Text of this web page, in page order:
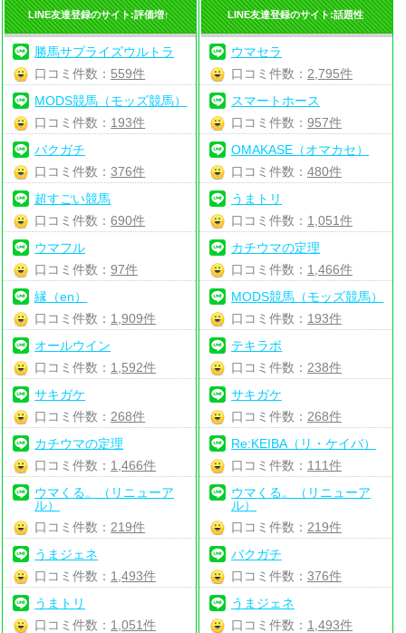
LINE友達登録のサイト:評価増↑
勝馬サプライズウルトラ
口コミ件数： 559件
MODS競馬（モッズ競馬）
口コミ件数： 193件
バクガチ
口コミ件数：376件
超すごい競馬
口コミ件数：690件
ウマフル
口コミ件数：97件
縁（en）
口コミ件数： 1,909件
オールウイン
口コミ件数： 1,592件
サキガケ
口コミ件数： 268件
カチウマの定理
口コミ件数： 1,466件
ウマくる。（リニューア
ル）
口コミ件数： 219件
うまジェネ
口コミ件数： 1,493件
うまトリ
口コミ件数： 1,051件
LINE友達登録のサイト:話題性
ウマセラ
口コミ件数： 2,795件
スマートホース
口コミ件数： 957件
OMAKASE（オマカセ）
口コミ件数： 480件
うまトリ
口コミ件数： 1,051件
カチウマの定理
口コミ件数： 1,466件
MODS競馬（モッズ競馬）
口コミ件数： 193件
テキラボ
口コミ件数： 238件
サキガケ
口コミ件数： 268件
Re:KEIBA（リ・ケイバ）
口コミ件数： 111件
ウマくる。（リニューア
ル）
口コミ件数： 219件
バクガチ
口コミ件数： 376件
うまジェネ
口コミ件数： 1,493件